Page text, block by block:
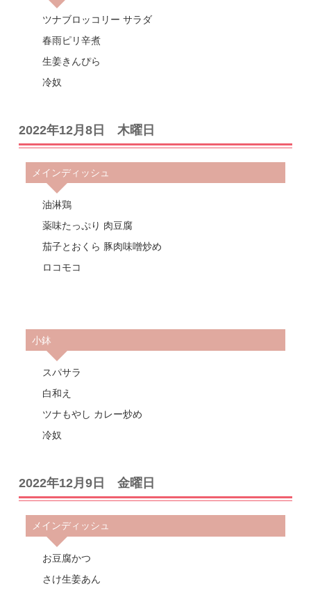
ツナブロッコリー サラダ
春雨ピリ辛煮
生姜きんぴら
冷奴
2022年12月8日 木曜日
メインディッシュ
油淋鶏
薬味たっぷり 肉豆腐
茄子とおくら 豚肉味噌炒め
ロコモコ
小鉢
スパサラ
白和え
ツナもやし カレー炒め
冷奴
2022年12月9日 金曜日
メインディッシュ
お豆腐かつ
さけ生姜あん